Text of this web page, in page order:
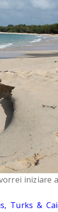
iniziare
, Turks &